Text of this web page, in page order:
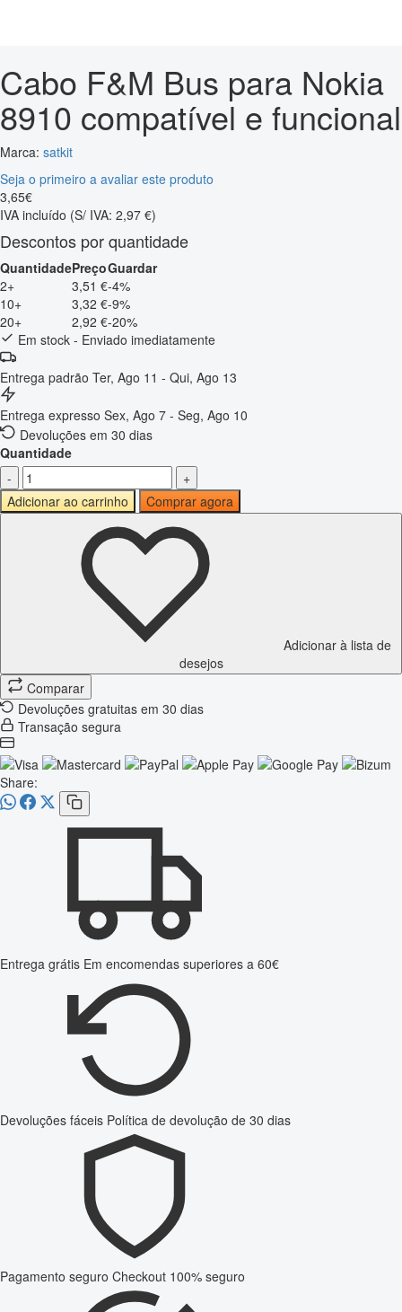
Cabo F&M Bus para Nokia
8910 compatível e funcional
Marca: satkit
Seja o primeiro a avaliar este produto
3,65€
IVA incluído (S/ IVA: 2,97 €)
Descontos por quantidade
QuantidadePreçoGuardar
2+
3,51 €-4%
10+
3,32 €-9%
20+
2,92 €-20%
Em stock - Enviado imediatamente
Entrega padrão Ter, Ago 11 - Qui, Ago 13
Entrega expresso Sex, Ago 7 - Seg, Ago 10
Devoluções em 30 dias
Quantidade
-
+
Adicionar ao carrinho
Comprar agora
Adicionar à lista de
desejos
Comparar
Devoluções gratuitas em 30 dias
Transação segura
Share:
Entrega grátis Em encomendas superiores a 60€
Devoluções fáceis Política de devolução de 30 dias
Pagamento seguro Checkout 100% seguro